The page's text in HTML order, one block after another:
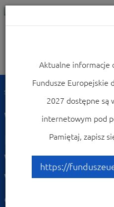
Strona główna
Wykaz
rewitalizacji
aktualizacja
Aktualne informacje
Fundusze Europejskie
2027 dostępne są
internetowym pod
Pamiętaj, zapisz
https://